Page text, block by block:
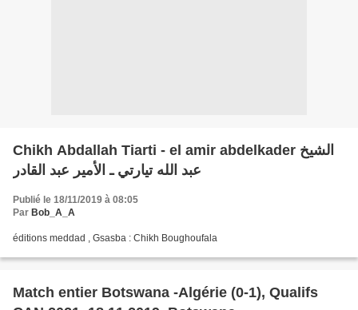
Chikh Abdallah Tiarti - el amir abdelkader الشيخ
عبد الله تيارتي ـ الأمير عبد القادر
Publié le 18/11/2019 à 08:05
Par Bob_A_A
éditions meddad , Gsasba : Chikh Boughoufala
Match entier Botswana -Algérie (0-1), Qualifs